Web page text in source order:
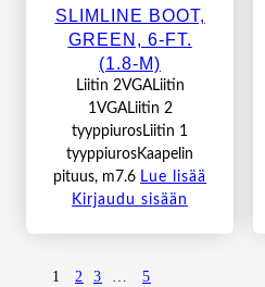
SLIMLINE BOOT,
GREEN, 6-FT.
(1.8-M)
Liitin 2VGALiitin
1VGALiitin 2
tyyppiurosLiitin 1
tyyppiurosKaapelin
pituus, m7.6 Lue lisää
Kirjaudu sisään
1 2 3 5